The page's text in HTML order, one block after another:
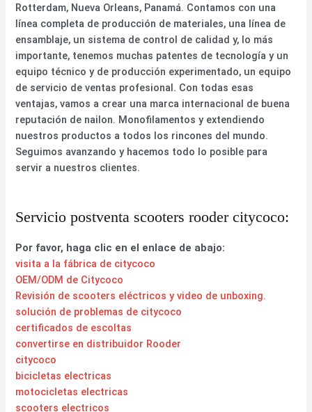
Rotterdam, Nueva Orleans, Panamá. Contamos con una
línea completa de producción de materiales, una línea de
ensamblaje, un sistema de control de calidad y, lo más
importante, tenemos muchas patentes de tecnología y un
equipo técnico y de producción experimentado, un equipo
de servicio de ventas profesional. Con todas esas
ventajas, vamos a crear una marca internacional de buena
reputación de nailon. Monofilamentos y extendiendo
nuestros productos a todos los rincones del mundo.
Seguimos avanzando y hacemos todo lo posible para
servir a nuestros clientes.
Servicio postventa scooters rooder citycoco:
Por favor, haga clic en el enlace de abajo:
visita a la fábrica de citycoco
OEM/ODM de Citycoco
Revisión de scooters eléctricos y video de unboxing.
solución de problemas de citycoco
certificados de escoltas
convertirse en distribuidor Rooder
citycoco
bicicletas electricas
motocicletas electricas
scooters electricos